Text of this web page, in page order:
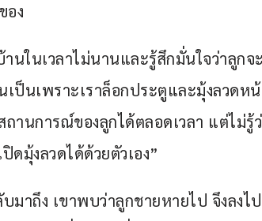
อง
นในเวลาไม่นานและรู้สึกมั่นใจว่าลูกจะ
ป็นเพราะเราล็อกประตูและมุ้งลวดหน้
ถานการณ์ของลูกได้ตลอดเวลา แต่ไม่รู้
มุ้งลวดได้ด้วยตัวเอง”
มาถึง เขาพบว่าลูกชายหายไป จึงลงไ